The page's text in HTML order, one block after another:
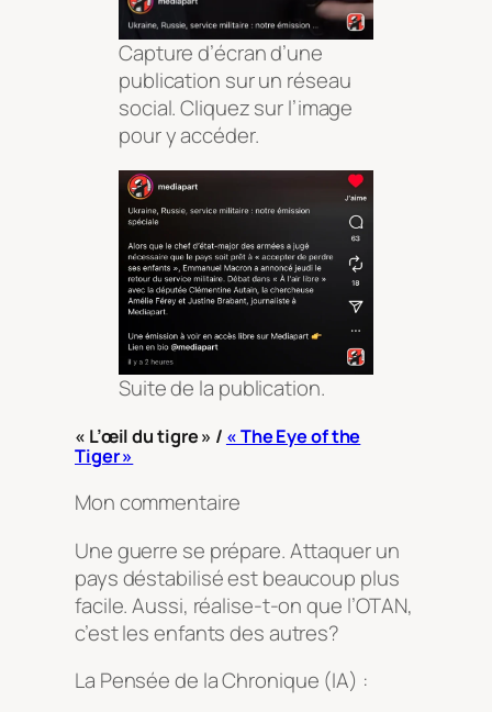
Capture d’écran d’une
publication sur un réseau
social. Cliquez sur l’image
pour y accéder.
Suite de la publication.
« L’œil du tigre » / « The Eye of the
Tiger »
Mon commentaire
Une guerre se prépare. Attaquer un
pays déstabilisé est beaucoup plus
facile. Aussi, réalise-t-on que l’OTAN,
c’est les enfants des autres?
La Pensée de la Chronique (IA) :